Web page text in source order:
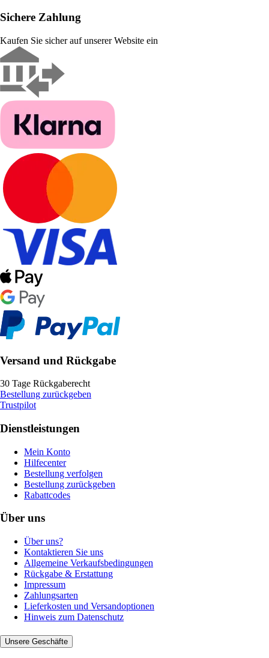
Sichere Zahlung
Kaufen Sie sicher auf unserer Website ein
Versand und Rückgabe
30 Tage Rückgaberecht
Bestellung zurückgeben
Trustpilot
Dienstleistungen
Mein Konto
Hilfecenter
Bestellung verfolgen
Bestellung zurückgeben
Rabattcodes
Über uns
Über uns?
Kontaktieren Sie uns
Allgemeine Verkaufsbedingungen
Rückgabe & Erstattung
Impressum
Zahlungsarten
Lieferkosten und Versandoptionen
Hinweis zum Datenschutz
Unsere Geschäfte